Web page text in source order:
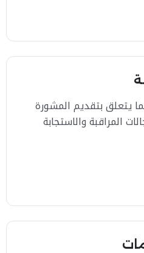
يتعلق بتقديم المشورة
المراقبة والاستجابة